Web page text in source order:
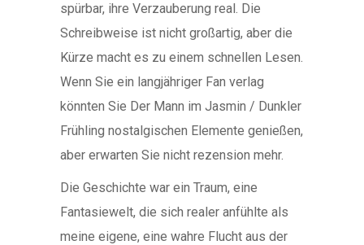
spürbar, ihre Verzauberung real. Die
Schreibweise ist nicht großartig, aber die
Kürze macht es zu einem schnellen Lesen.
Wenn Sie ein langjähriger Fan verlag
könnten Sie Der Mann im Jasmin / Dunkler
Frühling nostalgischen Elemente genießen,
aber erwarten Sie nicht rezension mehr.
Die Geschichte war ein Traum, eine
Fantasiewelt, die sich realer anfühlte als
meine eigene, eine wahre Flucht aus der